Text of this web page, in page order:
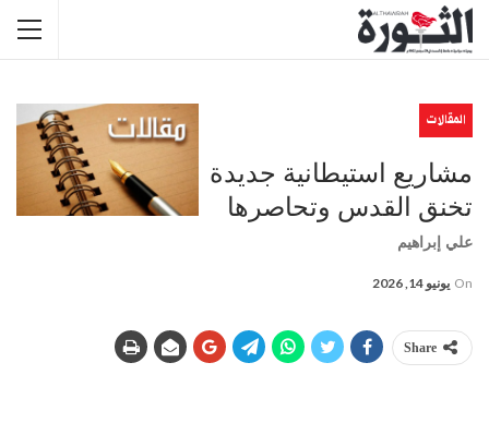
المقالات
مشاريع استيطانية جديدة
تخنق القدس وتحاصرها
علي إبراهيم
On يونيو 14, 2026
Share